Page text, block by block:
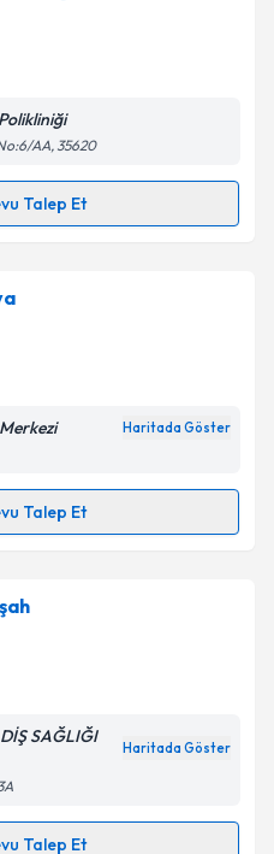
randevu almanız için bir
posta ile bilgilendireceğiz.
ilişkin
verilerimin belirtilen
Gönder
AA, 35620
Talep Et
için randevu takvimi talebi
randevu almanız için bir
posta ile bilgilendireceğiz.
ilişkin
verilerimin belirtilen
Gönder
Haritada Göster
Talep Et
takvimi talebi
randevu almanız için bir
posta ile bilgilendireceğiz.
ilişkinAydınlatma
verilerimin belirtilen
SAĞLIĞI
Haritada Göster
Talep Et